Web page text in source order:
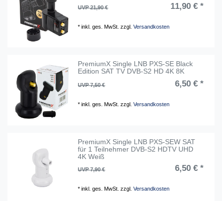
UVP 21,90 € 11,90 € *
*inkl. ges. MwSt. zzgl.Versandkosten
PremiumX Single LNB PXS-SE Black
Edition SAT TV DVB-S2 HD 4K 8K
UVP 7,50 € 6,50 € *
*inkl. ges. MwSt. zzgl.Versandkosten
PremiumX Single LNB PXS-SEW SAT
für 1 Teilnehmer DVB-S2 HDTV UHD
4K Weiß
UVP 7,90 € 6,50 € *
*inkl. ges. MwSt. zzgl.Versandkosten